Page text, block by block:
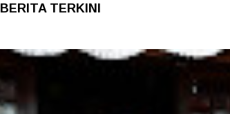
BERITA TERKINI